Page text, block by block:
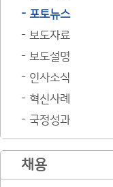
포토뉴스
보도자료
보도설명
인사소식
혁신사례
국정성과
채용